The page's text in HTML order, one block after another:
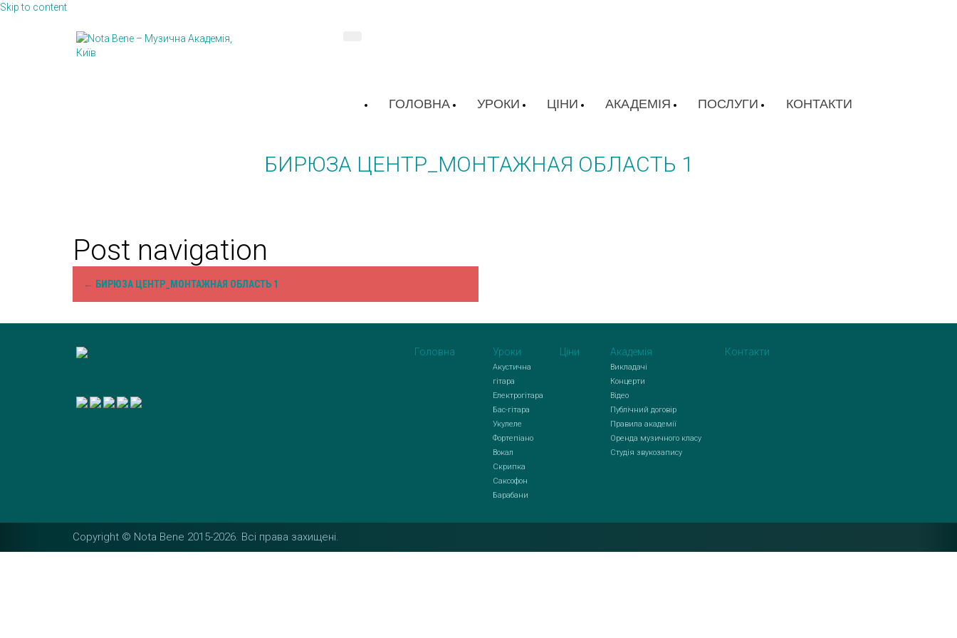
Skip to content
ГОЛОВНА УРОКИ ЦІНИ АКАДЕМІЯ ПОСЛУГИ КОНТАКТИ
БИРЮЗА ЦЕНТР_МОНТАЖНАЯ ОБЛАСТЬ 1
Post navigation
← БИРЮЗА ЦЕНТР_МОНТАЖНАЯ ОБЛАСТЬ 1
Головна Уроки
Акустична
гітара
Електрогітара
Бас-гітара
Укулеле
Фортепіано
Вокал
Скрипка
Саксофон
Барабани
Ціни Академія
Викладачі
Концерти
Відео
Публічний договір
Правила академії
Оренда музичного класу
Студія звукозапису
Контакти
Copyright © Nota Bene 2015-2026. Вcі права захищені.